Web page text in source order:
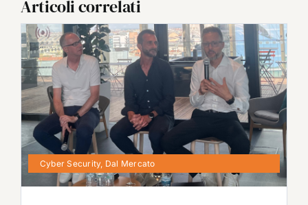
Articoli correlati
Cyber Security, Dal Mercato